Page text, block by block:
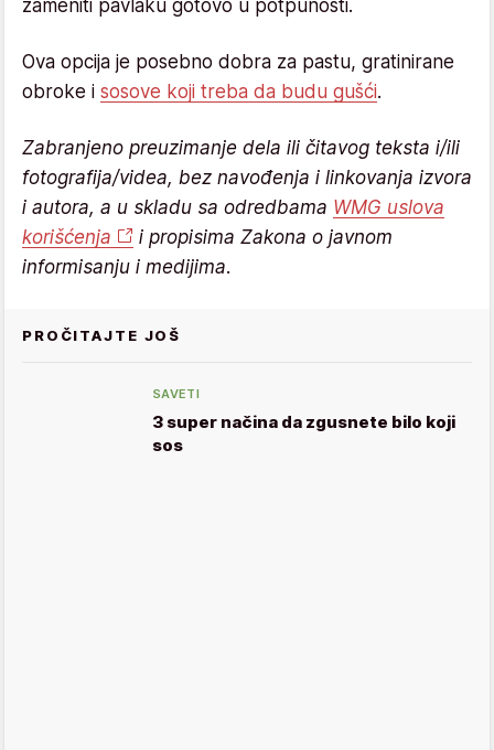
zameniti pavlaku gotovo u potpunosti.
Ova opcija je posebno dobra za pastu, gratinirane
obroke i sosove koji treba da budu gušći.
Zabranjeno preuzimanje dela ili čitavog teksta i/ili
fotografija/videa, bez navođenja i linkovanja izvora
i autora, a u skladu sa odredbama WMG uslova
korišćenja
i propisima Zakona o javnom
informisanju i medijima.
PROČITAJTE JOŠ
SAVETI
3 super načina da zgusnete bilo koji
sos